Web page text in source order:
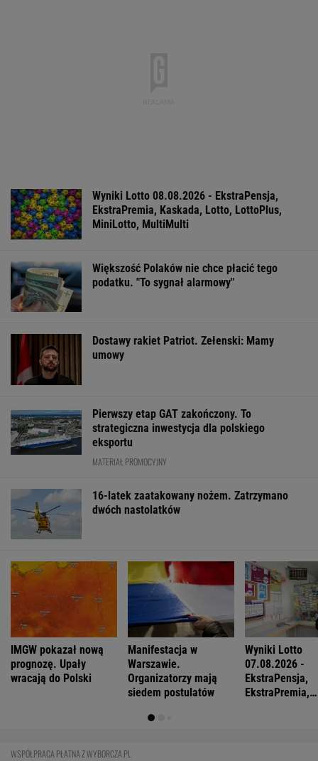
Wyniki Lotto 08.08.2026 - EkstraPensja,
EkstraPremia, Kaskada, Lotto, LottoPlus,
MiniLotto, MultiMulti
Większość Polaków nie chce płacić tego
podatku. "To sygnał alarmowy"
Dostawy rakiet Patriot. Zełenski: Mamy
umowy
Pierwszy etap GAT zakończony. To
strategiczna inwestycja dla polskiego
eksportu
MATERIAŁ PROMOCYJNY
16-latek zaatakowany nożem. Zatrzymano
dwóch nastolatków
IMGW pokazał nową
prognozę. Upały
wracają do Polski
Manifestacja w
Warszawie.
Organizatorzy mają
siedem postulatów
Wyniki Lotto
07.08.2026 -
EkstraPensja,
EkstraPremia,
WSPÓŁPRACA PŁATNA Z WYBORCZA.PL